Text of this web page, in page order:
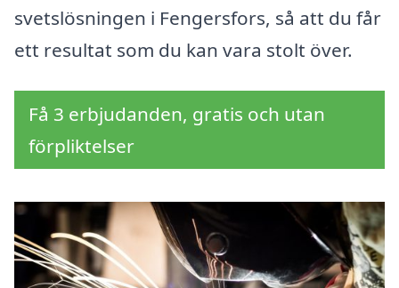
svetslösningen i Fengersfors, så att du får
ett resultat som du kan vara stolt över.
Få 3 erbjudanden, gratis och utan
förpliktelser